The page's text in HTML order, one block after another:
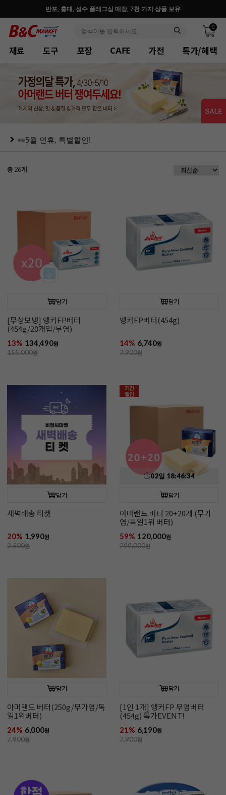
반포, 홍대, 성수 플래그십 매장, 7천 가지 상품 보유
0
재료 도구 포장 CAFE 가전 특가/혜택
👀5월 연휴, 특별할인!
총 26개
담기
[무상보냉] 앵커FP버터
(454g/20개입/무염)
13% 134,490원
155,000원
담기
앵커FP버터(454g)
14% 6,740원
7,900원
담기
새벽배송 티켓
20% 1,990원
2,500원
기간
할인
02일 18:46:33
담기
아머랜드 버터 20+20개 (무가
염/독일1위 버터)
59% 120,000원
299,000원
담기
아머랜드 버터(250g/무가염/독
일1위버터)
24% 6,000원
7,900원
담기
[1인 1개] 앵커FP 무염버터
(454g) 특가EVENT!
21% 6,190원
7,900원